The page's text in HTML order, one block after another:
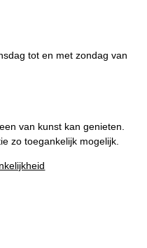
tot en met zondag van
van kunst kan genieten.
zo toegankelijk mogelijk.